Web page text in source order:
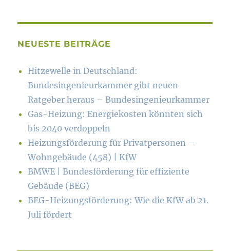
NEUESTE BEITRÄGE
Hitzewelle in Deutschland:
Bundesingenieurkammer gibt neuen
Ratgeber heraus – Bundesingenieurkammer
Gas-Heizung: Energiekosten könn­ten sich
bis 2040 verdoppeln
Heizungsförderung für Privatpersonen –
Wohngebäude (458) | KfW
BMWE | Bundesförderung für effiziente
Gebäude (BEG)
BEG-Heizungsförderung: Wie die KfW ab 21.
Juli fördert